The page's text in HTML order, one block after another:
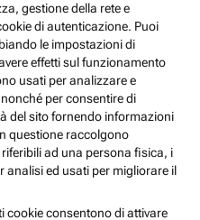
gestione della rete e
di autenticazione. Puoi
le impostazioni di
effetti sul funzionamento
usati per analizzare e
per consentire di
del sito fornendo informazioni
questione raccolgono
ad una persona fisica, i
analisi ed usati per migliorare il
cookie consentono di attivare